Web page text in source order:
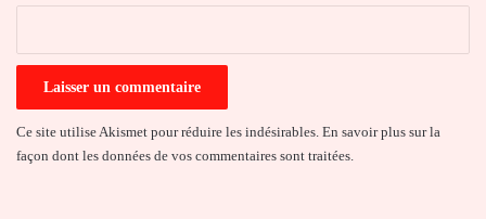
Ce site utilise Akismet pour réduire les indésirables. En savoir plus sur la
façon dont les données de vos commentaires sont traitées.